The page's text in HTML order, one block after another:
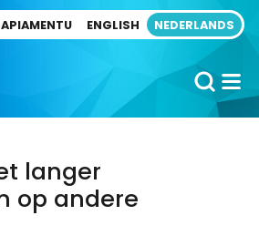
ENGLISH NEDERLANDS
langer
op andere